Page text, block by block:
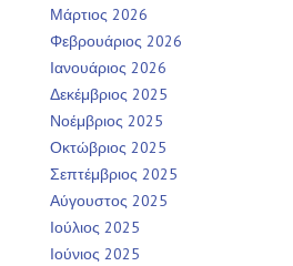
Μάρτιος 2026
Φεβρουάριος 2026
Ιανουάριος 2026
Δεκέμβριος 2025
Νοέμβριος 2025
Οκτώβριος 2025
Σεπτέμβριος 2025
Αύγουστος 2025
Ιούλιος 2025
Ιούνιος 2025